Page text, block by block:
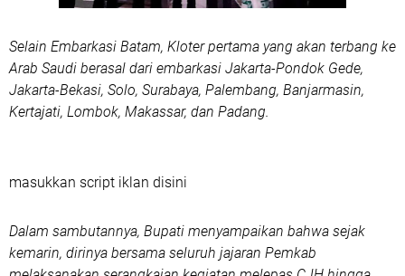
Selain Embarkasi Batam, Kloter pertama yang akan terbang ke
Arab Saudi berasal dari embarkasi Jakarta-Pondok Gede,
Jakarta-Bekasi, Solo, Surabaya, Palembang, Banjarmasin,
Kertajati, Lombok, Makassar, dan Padang.
masukkan script iklan disini
Dalam sambutannya, Bupati menyampaikan bahwa sejak
kemarin, dirinya bersama seluruh jajaran Pemkab